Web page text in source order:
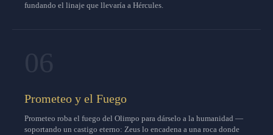
fundando el linaje que llevaría a Hércules.
Prometeo y el Fuego
Prometeo roba el fuego del Olimpo para dárselo a la humanidad —
soportando un castigo eterno: Zeus lo encadena a una roca donde